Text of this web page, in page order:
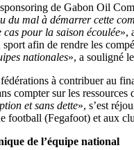
de Gabon Oil
du mal à démarrer cette
pour la saison écoulée»,
afin de rendre les
nationales», a souligné
à contribuer au
compter sur les ressources
et sans dette», s’est
football (Fegafoot) et aux
de l’équipe national